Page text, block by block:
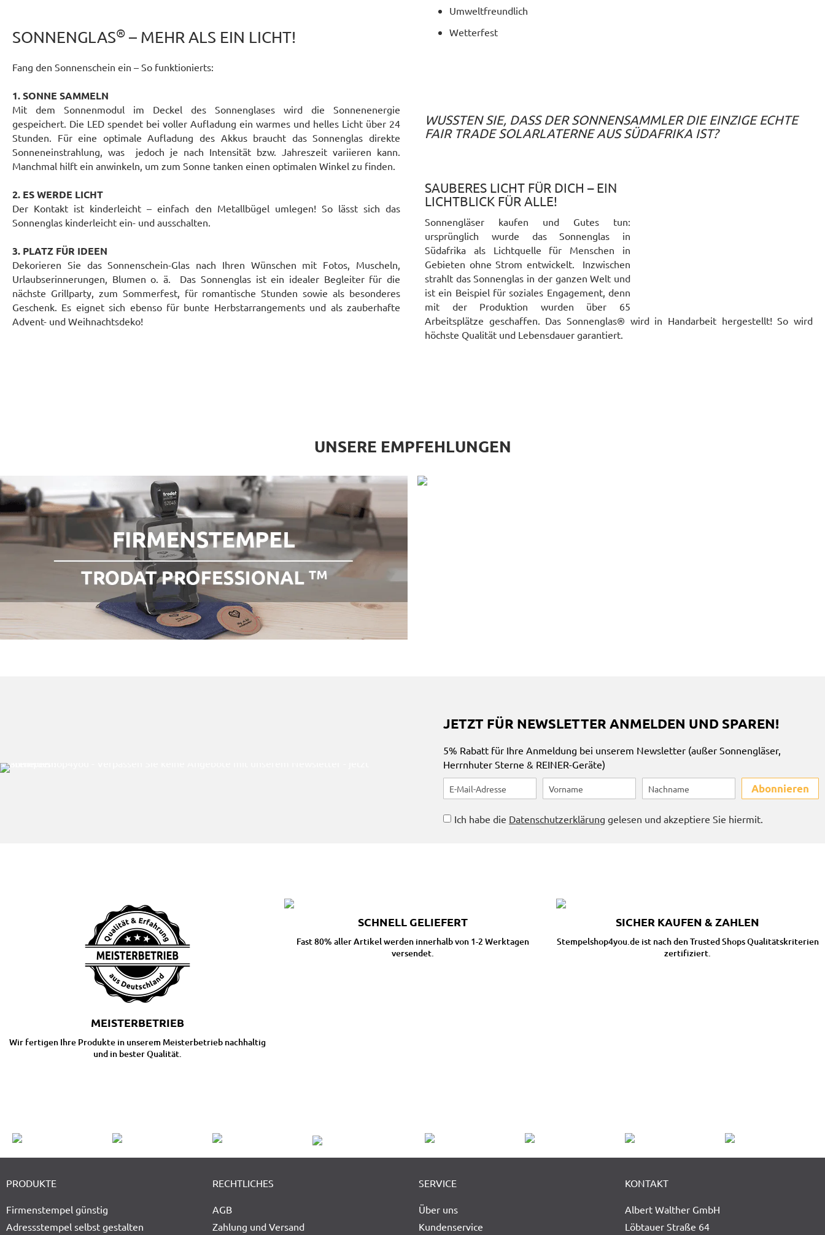
SONNENGLAS® – MEHR ALS EIN LICHT!
Fang den Sonnenschein ein – So funktionierts:
1. SONNE SAMMELN
Mit dem Sonnenmodul im Deckel des Sonnenglases wird die Sonnenenergie
gespeichert. Die LED spendet bei voller Aufladung ein warmes und helles Licht über 24
Stunden. Für eine optimale Aufladung des Akkus braucht das Sonnenglas direkte
Sonneneinstrahlung, was jedoch je nach Intensität bzw. Jahreszeit variieren kann.
Manchmal hilft ein anwinkeln, um zum Sonne tanken einen optimalen Winkel zu finden.
2. ES WERDE LICHT
Der Kontakt ist kinderleicht – einfach den Metallbügel umlegen! So lässt sich das
Sonnenglas kinderleicht ein- und ausschalten.
3. PLATZ FÜR IDEEN
Dekorieren Sie das Sonnenschein-Glas nach Ihren Wünschen mit Fotos, Muscheln,
Urlaubserinnerungen, Blumen o. ä. Das Sonnenglas ist ein idealer Begleiter für die
nächste Grillparty, zum Sommerfest, für romantische Stunden sowie als besonderes
Geschenk. Es eignet sich ebenso für bunte Herbstarrangements und als zauberhafte
Advent- und Weihnachtsdeko!
Umweltfreundlich
Wetterfest
WUSSTEN SIE, DASS DER SONNENSAMMLER DIE EINZIGE ECHTE
FAIR TRADE SOLARLATERNE AUS SÜDAFRIKA IST?
SAUBERES LICHT FÜR DICH – EIN
LICHTBLICK FÜR ALLE!
Sonnengläser kaufen und Gutes tun:
ursprünglich wurde das Sonnenglas in
Südafrika als Lichtquelle für Menschen in
Gebieten ohne Strom entwickelt. Inzwischen
strahlt das Sonnenglas in der ganzen Welt und
ist ein Beispiel für soziales Engagement, denn
mit der Produktion wurden über 65
Arbeitsplätze geschaffen. Das Sonnenglas® wird in Handarbeit hergestellt! So wird
höchste Qualität und Lebensdauer garantiert.
UNSERE EMPFEHLUNGEN
JETZT FÜR NEWSLETTER ANMELDEN UND SPAREN!
5% Rabatt für Ihre Anmeldung bei unserem Newsletter (außer Sonnengläser,
Herrnhuter Sterne & REINER-Geräte)
Abonnieren
Ich habe die Datenschutzerklärung gelesen und akzeptiere Sie hiermit.
MEISTERBETRIEB
Wir fertigen Ihre Produkte in unserem Meisterbetrieb nachhaltig
und in bester Qualität.
SCHNELL GELIEFERT
Fast 80% aller Artikel werden innerhalb von 1-2 Werktagen
versendet.
SICHER KAUFEN & ZAHLEN
Stempelshop4you.de ist nach den Trusted Shops Qualitätskriterien
zertifiziert.
PRODUKTE
Firmenstempel günstig
Adressstempel selbst gestalten
RECHTLICHES
AGB
Zahlung und Versand
SERVICE
Über uns
Kundenservice
KONTAKT
Albert Walther GmbH
Löbtauer Straße 64